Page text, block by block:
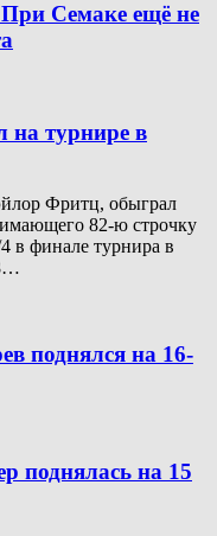
При Семаке ещё не
на турнире в
Фритц, обыграл
82-ю строчку
в финале турнира в
поднялся на 16-
поднялась на 15